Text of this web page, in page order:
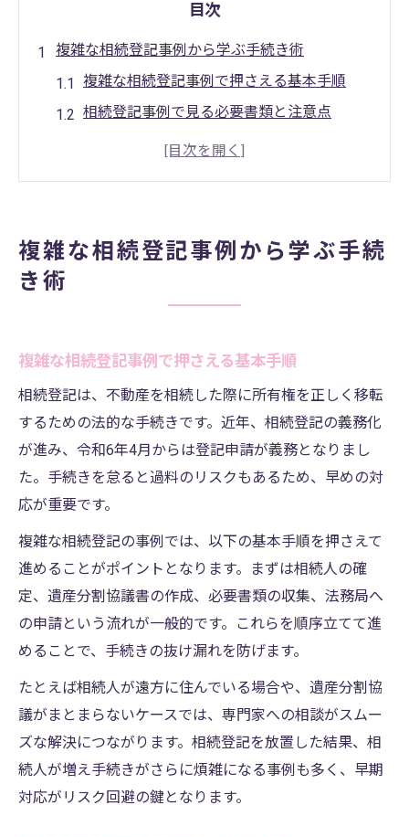
目次
複雑な相続登記事例から学ぶ手続き術
複雑な相続登記事例で押さえる基本手順
相続登記事例で見る必要書類と注意点
相続登記が大変な理由とスムーズな進め方
相続登記の放置が招くリスクとは
相続登記を何年もしていない時の実例分析
放置した相続登記と協力しない相続人の影
響
相続登記放置による二次被害と対策方法
義務化された相続登記の対応の実際
義務化された相続登記への基本的な対応策
相続登記義務化で変わる手続きと注意事項
義務化後の相続登記事例で見る罰則リスク
相続登記義務化へのタイムラインと必要準
備
相続人申告登記を活用した義務化対応事例
相続人が多いケースの登記解決法
相続登記で相続人多数の解決ポイント解説
相続人100人超の相続登記対応事例に学ぶ
複雑な相続登記事例から学ぶ手続
き術
複雑な相続登記事例で押さえる基本手順
相続登記は、不動産を相続した際に所有権を正しく移転
するための法的な手続きです。近年、相続登記の義務化
が進み、令和6年4月からは登記申請が義務となりまし
た。手続きを怠ると過料のリスクもあるため、早めの対
応が重要です。
複雑な相続登記の事例では、以下の基本手順を押さえて
進めることがポイントとなります。まずは相続人の確
定、遺産分割協議書の作成、必要書類の収集、法務局へ
の申請という流れが一般的です。これらを順序立てて進
めることで、手続きの抜け漏れを防げます。
たとえば相続人が遠方に住んでいる場合や、遺産分割協
議がまとまらないケースでは、専門家への相談がスムー
ズな解決につながります。相続登記を放置した結果、相
続人が増え手続きがさらに煩雑になる事例も多く、早期
対応がリスク回避の鍵となります。